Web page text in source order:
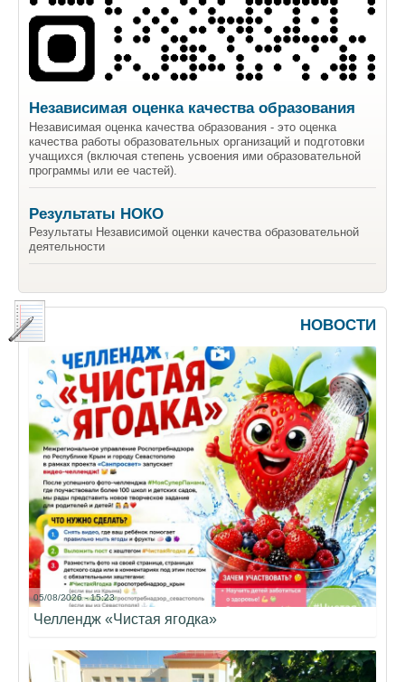
Независимая оценка качества образования
Независимая оценка качества образования - это оценка
качества работы образовательных организаций и подготовки
учащихся (включая степень усвоения ими образовательной
программы или ее частей).
Результаты НОКО
Результаты Независимой оценки качества образовательной
деятельности
НОВОСТИ
05/08/2026 - 15:23
Челлендж «Чистая ягодка»